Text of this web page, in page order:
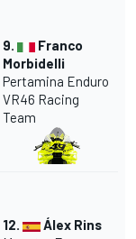
9.
Franco
Morbidelli
Pertamina Enduro
VR46 Racing
Team
12.
Álex Rins